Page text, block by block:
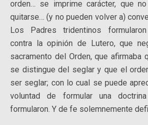
orden… se imprime carácter, que
quitarse… (y no pueden volver a)
Los Padres tridentinos
contra la opinión de Lutero, que
sacramento del Orden, que afirmaba
se distingue del seglar y que el
ser seglar; con lo cual se puede
voluntad de formular una
formularon. Y de fe solemnemente